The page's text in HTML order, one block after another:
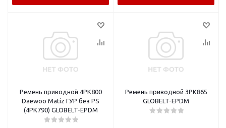
Ремень приводной 4PK800
Daewoo Matiz ГУР без PS
(4PK790) GLOBELT-EPDM
Ремень приводной 3PK865
GLOBELT-EPDM